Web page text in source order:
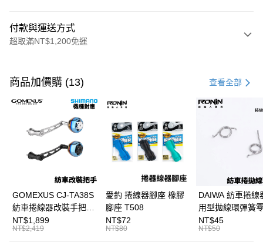
付款與運送方式
超取滿NT$1,200免運
信用卡一次付款
信用卡分期付款
3 期 0 利率 每期 NT$5,733
合作金庫商業銀行
第一商業銀行
華南商業銀行
彰化商業銀行
台北富邦商業銀行
國泰世華商業銀行
兆豐國際商業銀行
台中商業銀行
匯豐（台灣）商業銀行
華泰商業銀行
聯邦商業銀行
元大商業銀行
悠遊付
大哥付你分期
商品加價購 (13) 查看全部
GOMEXUS CJ-TA38S
紡車捲線器改裝手把
SHIMANO改裝品 紡車
改裝手把 I052
NT$1,899
NT$2,419
愛釣 捲線器腳座 橡膠
腳座 T508
NT$72
NT$80
DAIWA 紡車捲線
用型拋線環彈簧
線規 耳朵彈簧 紡
零件 T927
NT$45
NT$50